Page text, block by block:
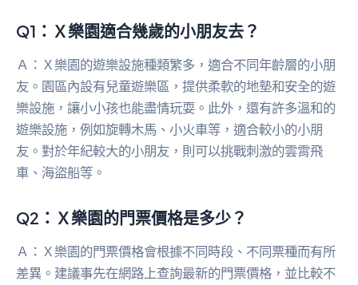
Q1：Ｘ樂園適合幾歲的小朋友去？
Ａ：Ｘ樂園的遊樂設施種類繁多，適合不同年齡層的小朋
友。園區內設有兒童遊樂區，提供柔軟的地墊和安全的遊
樂設施，讓小小孩也能盡情玩耍。此外，還有許多溫和的
遊樂設施，例如旋轉木馬、小火車等，適合較小的小朋
友。對於年紀較大的小朋友，則可以挑戰刺激的雲霄飛
車、海盜船等。
Q2：Ｘ樂園的門票價格是多少？
Ａ：Ｘ樂園的門票價格會根據不同時段、不同票種而有所
差異。建議事先在網路上查詢最新的門票價格，並比較不